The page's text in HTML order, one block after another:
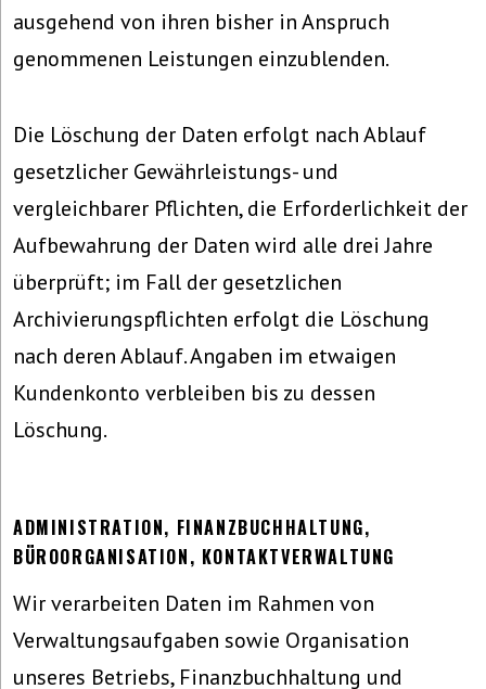
ausgehend von ihren bisher in Anspruch
genommenen Leistungen einzublenden.
Die Löschung der Daten erfolgt nach Ablauf
gesetzlicher Gewährleistungs- und
vergleichbarer Pflichten, die Erforderlichkeit der
Aufbewahrung der Daten wird alle drei Jahre
überprüft; im Fall der gesetzlichen
Archivierungspflichten erfolgt die Löschung
nach deren Ablauf. Angaben im etwaigen
Kundenkonto verbleiben bis zu dessen
Löschung.
ADMINISTRATION, FINANZBUCHHALTUNG,
BÜROORGANISATION, KONTAKTVERWALTUNG
Wir verarbeiten Daten im Rahmen von
Verwaltungsaufgaben sowie Organisation
unseres Betriebs, Finanzbuchhaltung und